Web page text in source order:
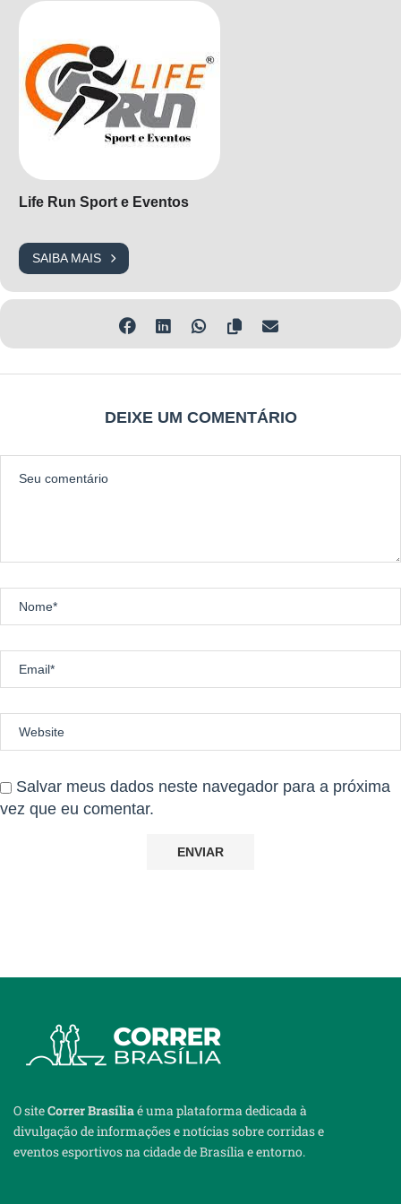
ATENÇÃO: O tamanho das camisetas está sujeito a alterações, de
Life Run Sport e Eventos
SAIBA MAIS
DEIXE UM COMENTÁRIO
Salvar meus dados neste navegador para a próxima
vez que eu comentar.
O siteCorrer Brasíliaé uma plataforma dedicada à
divulgação de informações e notícias sobre corridas e
eventos esportivos na cidade de Brasília e entorno.